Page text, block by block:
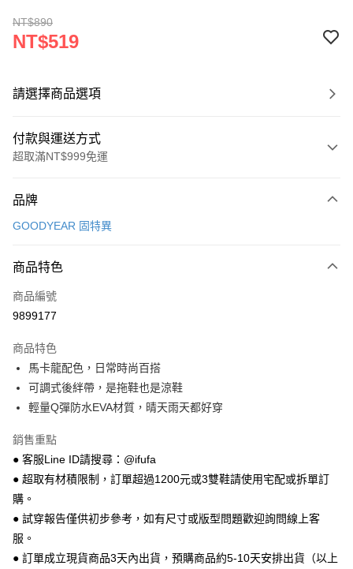
NT$890
NT$519
請選擇商品選項
付款與運送方式
超取滿NT$999免運
信用卡一次付款
LINE Pay
Apple Pay
悠遊付
Google Pay
全盈+PAY
AFTEE先享後付
相關說明
【關於「AFTEE先享後付」】
AFTEE先享後付是「在收到商品之後才付款」的支付方式。 讓您購物簡單
１．簡單：不需註冊會員、不需綁卡、不需儲值。
２．便利：只要手機號碼，簡訊認證，即可結帳。
３．安心：先確認商品／服務後，再付款。
ATM付款
全家 取貨付款
品牌
GOODYEAR 固特異
商品特色
商品編號
9899177
商品特色
馬卡龍配色，日常時尚百搭
可調式後絆帶，是拖鞋也是涼鞋
輕量Q彈防水EVA材質，晴天雨天都好穿
銷售重點
● 客服Line ID請搜尋：@ifufa
● 超取有材積限制，訂單超過1200元或3雙鞋請使用宅配或拆單訂
購。
● 試穿報告僅供初步參考，如有尺寸或版型問題歡迎詢問線上客
服。
● 訂單成立現貨商品3天內出貨，預購商品約5-10天安排出貨（以上